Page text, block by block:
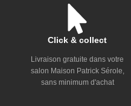
Click & collect
Livraison gratuite dans votre
salon Maison Patrick Sérole,
sans minimum d'achat